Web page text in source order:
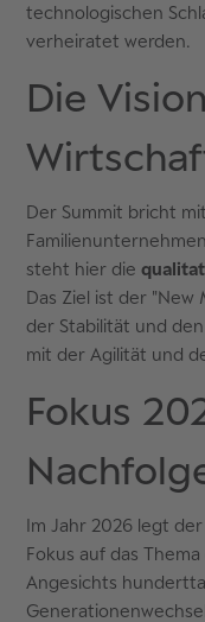
technologischen
verheiratet werden.
Die
Der Summit bricht
steht hier die
Das Ziel ist der "New
der Stabilität und
mit der Agilität und
Fokus
Im Jahr 2026 legt
Fokus auf das Thema
Angesichts